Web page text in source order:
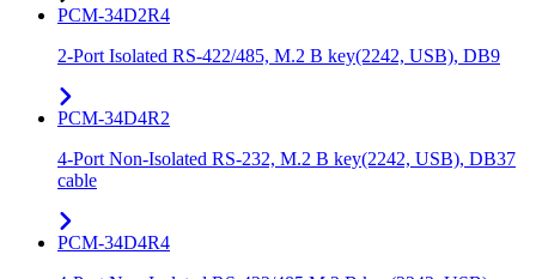
PCM-34D2R4
2-Port Isolated RS-422/485, M.2 B key(2242, USB), DB9
PCM-34D4R2
4-Port Non-Isolated RS-232, M.2 B key(2242, USB), DB37
cable
PCM-34D4R4